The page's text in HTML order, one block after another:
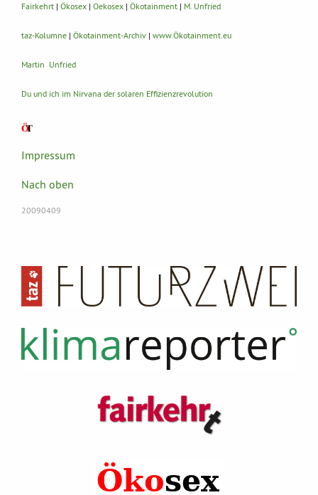
Fairkehrt | Ökosex | Oekosex | Ökotainment | M. Unfried
taz-Kolumne | Ökotainment-Archiv | www.Ökotainment.eu
Martin Unfried
Du und ich im Nirvana der solaren Effizienzrevolution
Impressum
Nach oben
20090409